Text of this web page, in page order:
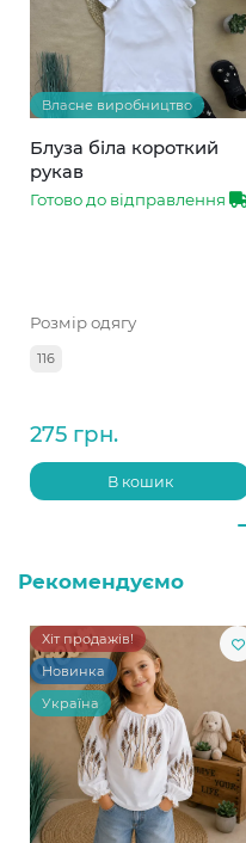
Власне виробництво
Блуза біла короткий
рукав
Готово до відправлення
Розмір одягу
116
275 грн.
В кошик
Рекомендуємо
Хіт продажів!
Новинка
Україна